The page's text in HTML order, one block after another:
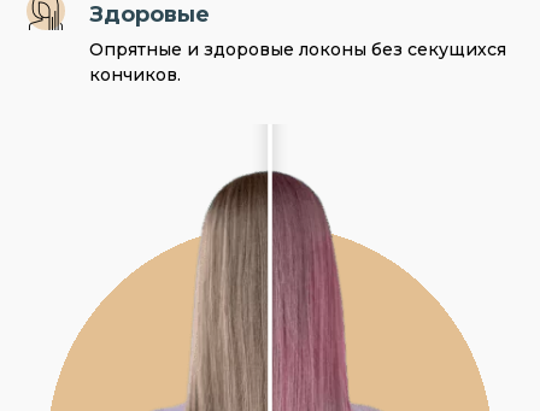
Здоровые
Опрятные и здоровые локоны без секущихся
кончиков.